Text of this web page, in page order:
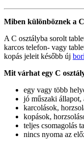
Miben különböznek a
A C osztályba sorolt
karcos telefon- vagy
kopás jeleit később új
Mit várhat egy C
egy vagy több
jó műszaki állapot,
karcolások,
kopások,
teljes csomagolás
nincs nyoma az